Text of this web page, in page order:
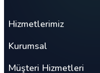
Hizmetlerimiz
Kurumsal
Müşteri Hizmetleri